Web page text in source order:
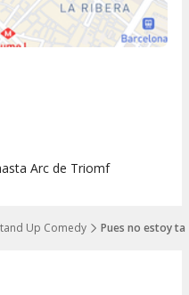
Up Comedy Pues no estoy
Arc de Triomf